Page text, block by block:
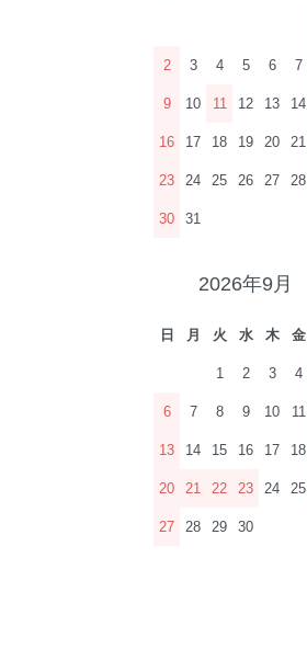
2 3 4 5 6 7
9 10 11 12 13 14
16 17 18 19 20 21
23 24 25 26 27 28
30 31
2026年9月
日 月 火 水 木 金
1 2 3 4
6 7 8 9 10 11
13 14 15 16 17 18
20 21 22 23 24 25
27 28 29 30